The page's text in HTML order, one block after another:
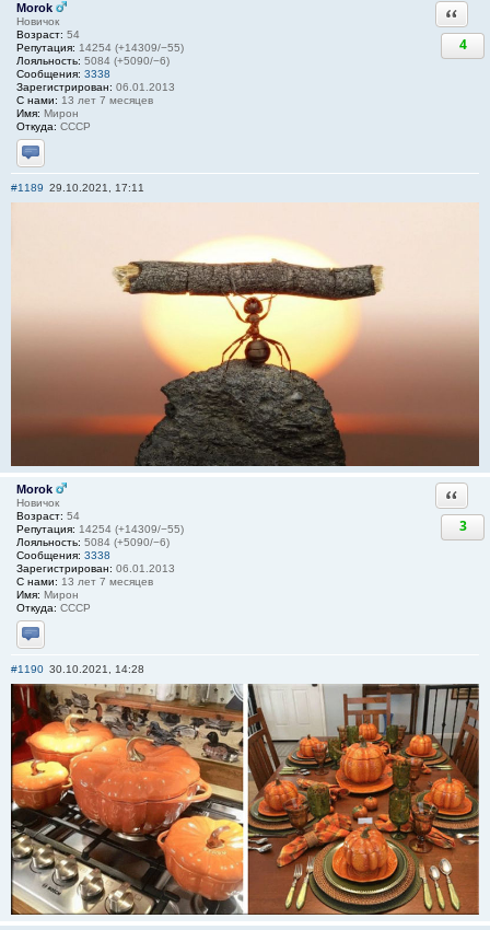
Morok
Новичок
Возраст: 54
Репутация: 14254 (+14309/−55)
Лояльность: 5084 (+5090/−6)
Сообщения: 3338
Зарегистрирован: 06.01.2013
С нами: 13 лет 7 месяцев
Имя: Мирон
Откуда: СССР
Отправить личное сообщение
4
#1189 29.10.2021, 17:11
Morok
Новичок
Возраст: 54
Репутация: 14254 (+14309/−55)
Лояльность: 5084 (+5090/−6)
Сообщения: 3338
Зарегистрирован: 06.01.2013
С нами: 13 лет 7 месяцев
Имя: Мирон
Откуда: СССР
Отправить личное сообщение
3
#1190 30.10.2021, 14:28